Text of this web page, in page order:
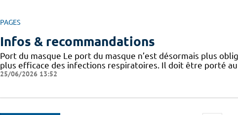
PAGES
Infos & recommandations
Port du masque Le port du masque n’est désormais plus
plus efficace des infections respiratoires. Il doit être porté
25/06/2026 13:52